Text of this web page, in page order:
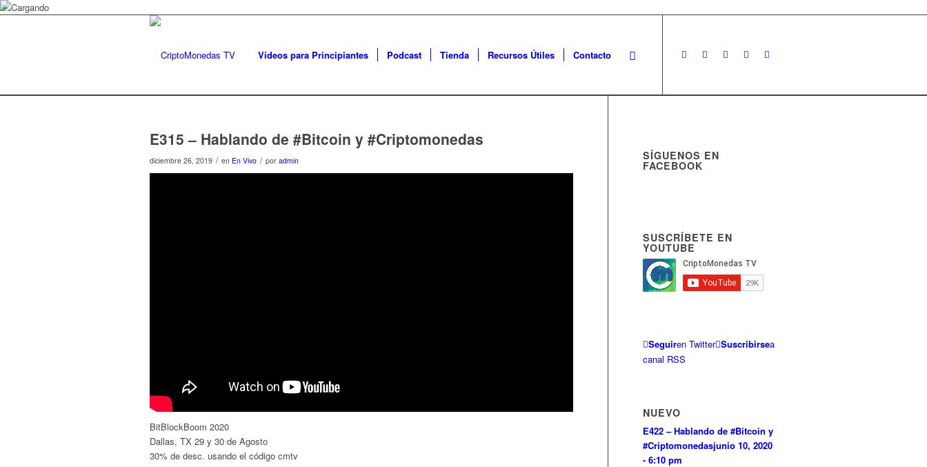
Videos para Principiantes Podcast Tienda Recursos Útiles Contacto
E315 – Hablando de #Bitcoin y #Criptomonedas
diciembre 26, 2019 / en En Vivo / por admin
BitBlockBoom 2020
Dallas, TX 29 y 30 de Agosto
30% de desc. usando el código cmtv
SÍGUENOS EN
FACEBOOK
SUSCRÍBETE EN
YOUTUBE
Seguiren Twitter Suscribirsea
canal RSS
NUEVO
E422 – Hablando de #Bitcoin y
#Criptomonedasjunio 10, 2020
- 6:10 pm